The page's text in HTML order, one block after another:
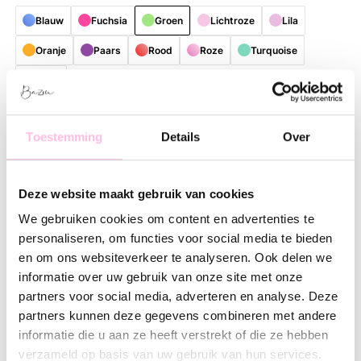
Toestemming Details Over
Deze website maakt gebruik van cookies
We gebruiken cookies om content en advertenties te
personaliseren, om functies voor social media te bieden
en om ons websiteverkeer te analyseren. Ook delen we
informatie over uw gebruik van onze site met onze
partners voor social media, adverteren en analyse. Deze
partners kunnen deze gegevens combineren met andere
informatie die u aan ze heeft verstrekt of die ze hebben
verzameld op basis van uw gebruik van hun services.
Blauw Fuchsia Groen Lichtroze Lila
Oranje Paars Rood Roze Turquoise
Omschrijving Kenmerk SKU
Breng kleur en vrolijkheid in je dagelijkse routine met deze
stijlvolle, herbruikbare shopper. Dankzij de speelse en
kleurrijke patronen is elke tas een echte blikvanger met een
unieke uitstraling. Perfect voor wie houdt van praktische
accessoires met een frisse, eigentijdse lifestyle-vibe.
Het ruime formaat biedt voldoende plaats voor
boodschappen, werkspullen, een bezoek aan de markt of alles
wat je nodig hebt tijdens een dagje uit. De shopper is